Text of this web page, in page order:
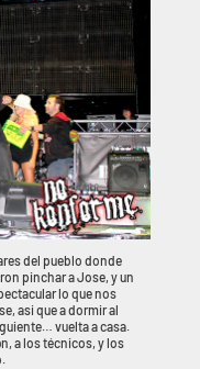
del pueblo donde
pinchar a Jose, y un
lo que nos
asi que a dormir al
vuelta a casa.
a los técnicos, y los